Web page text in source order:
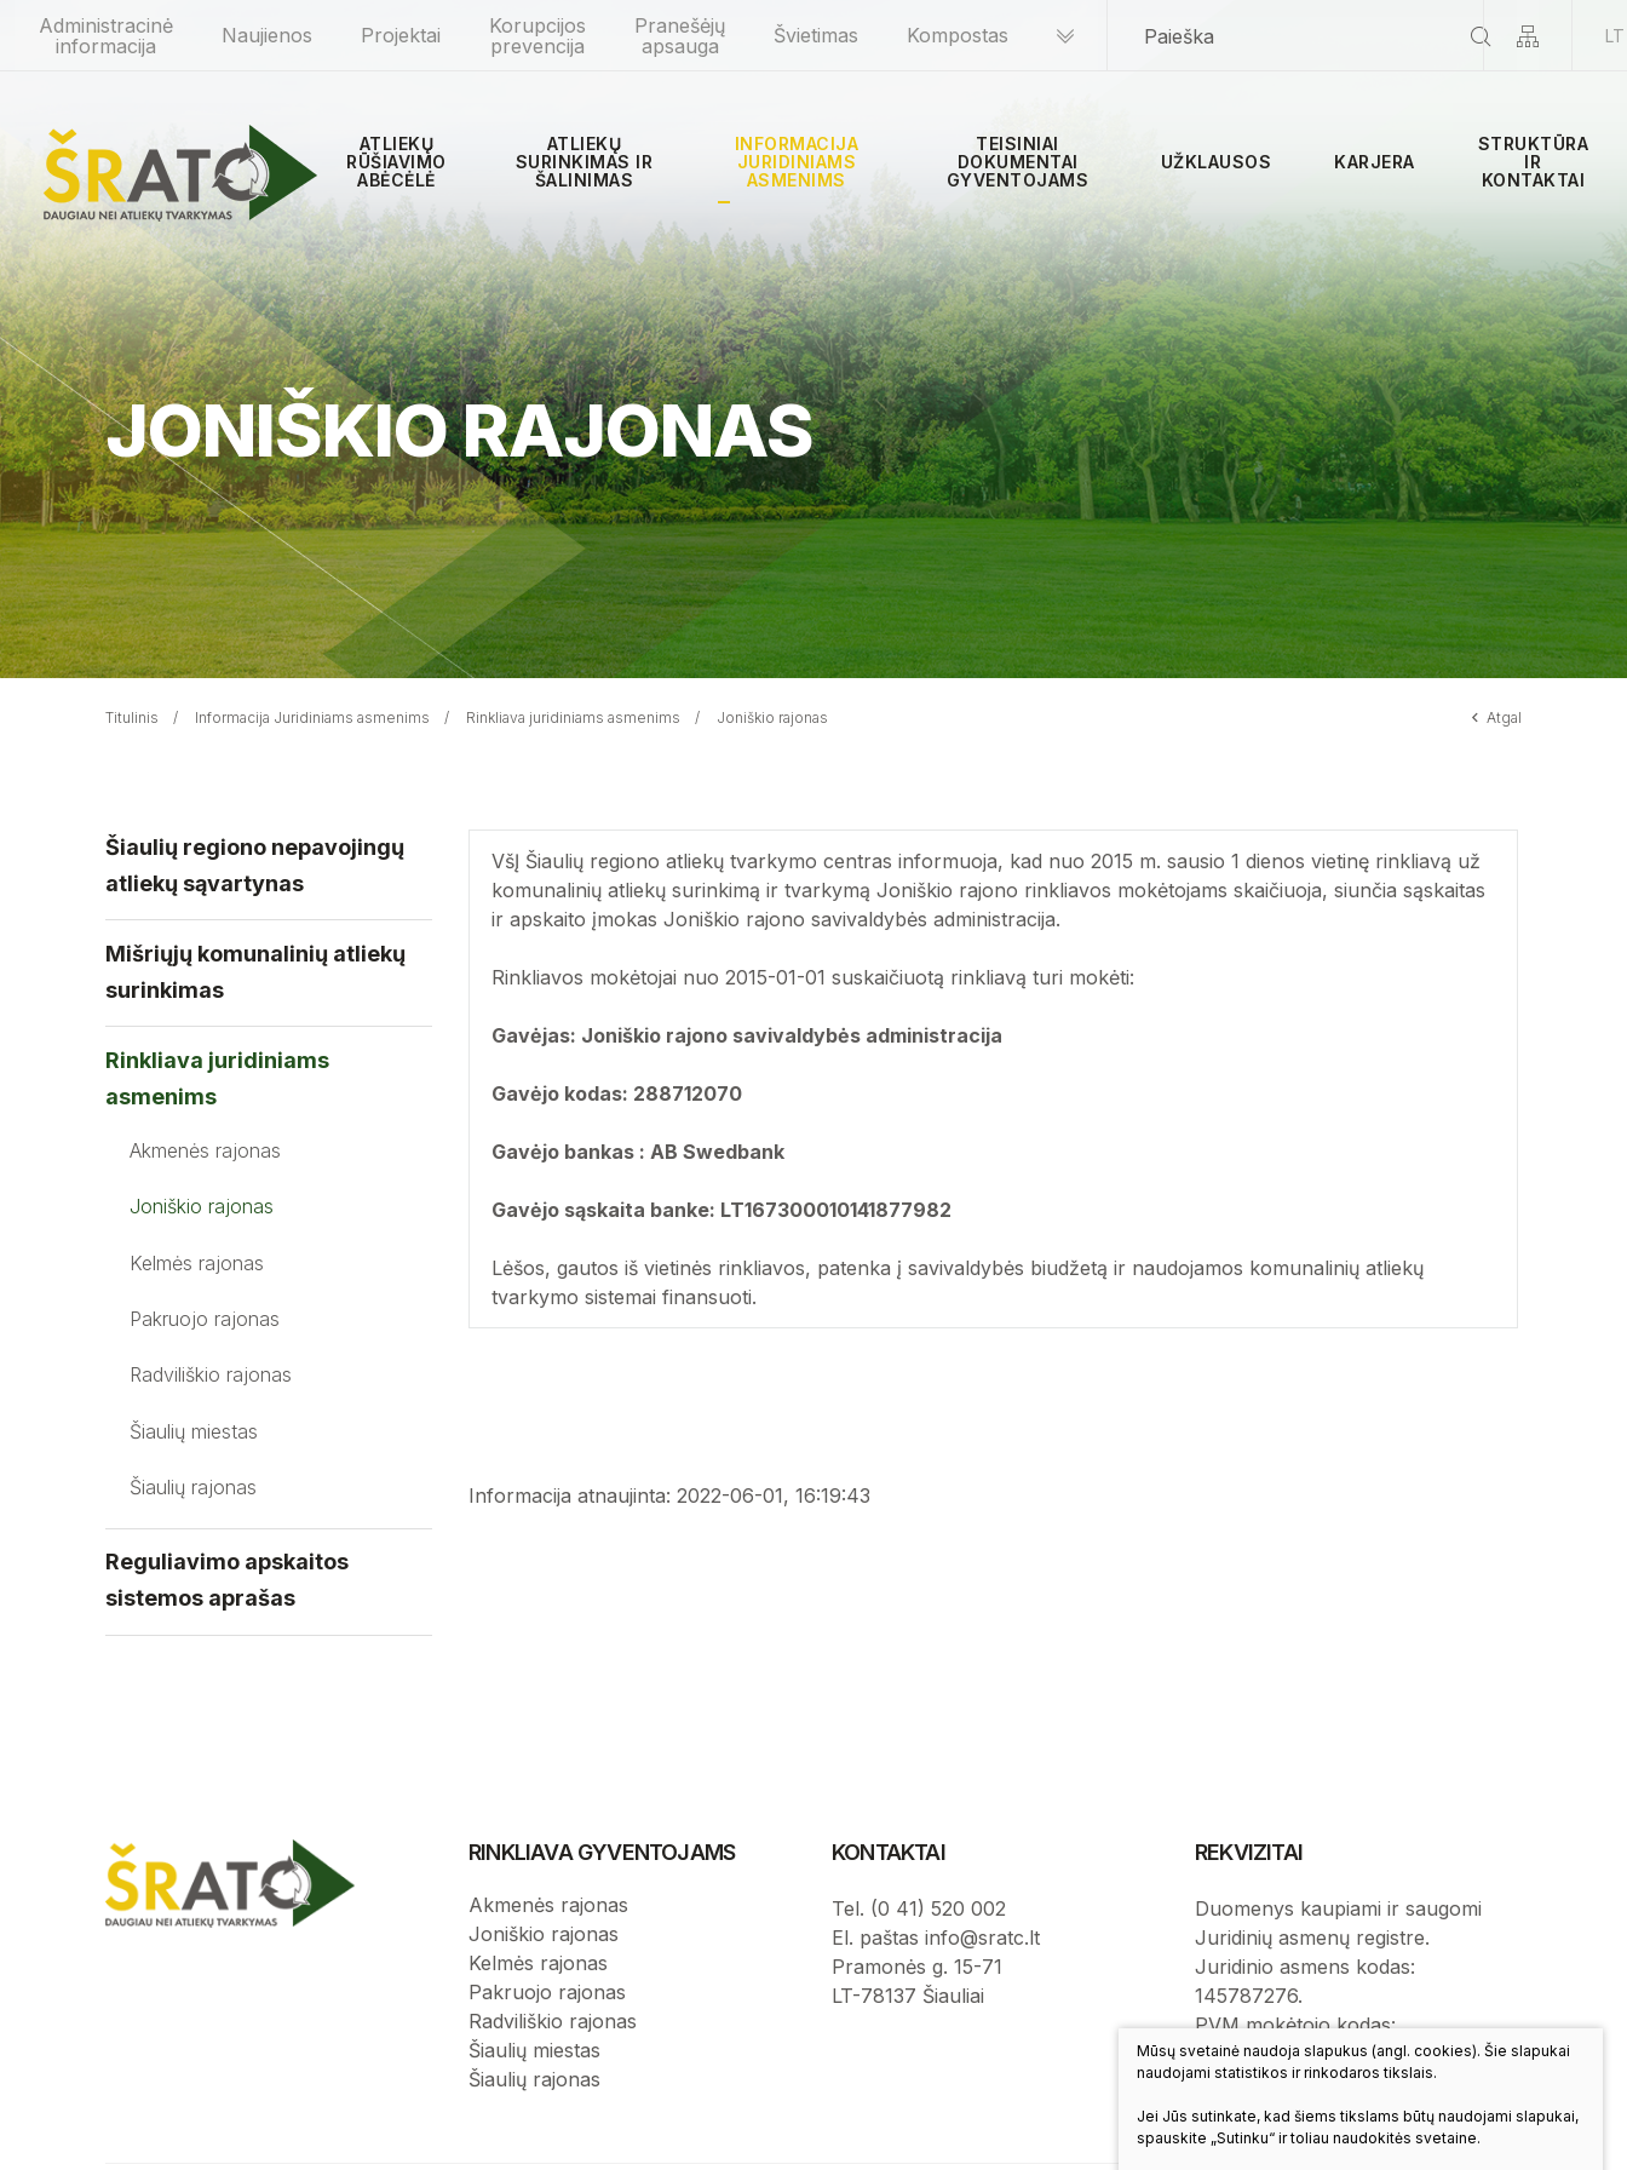
Administracinė
informacija
Naujienos Projektai
Korupcijos
prevencija
Pranešėjų
apsauga
Švietimas Kompostas LT
ATLIEKŲ
RŪŠIAVIMO
ABĖCĖLĖ
ATLIEKŲ
SURINKIMAS IR
ŠALINIMAS
INFORMACIJA
JURIDINIAMS
ASMENIMS
TEISINIAI
DOKUMENTAI
GYVENTOJAMS
UŽKLAUSOS KARJERA
STRUKTŪRA
IR
KONTAKTAI
JONIŠKIO RAJONAS
Titulinis Informacija Juridiniams asmenims Rinkliava juridiniams asmenims Joniškio rajonas Atgal
Šiaulių regiono nepavojingų
atliekų sąvartynas
Mišriųjų komunalinių atliekų
surinkimas
Rinkliava juridiniams
asmenims
Akmenės rajonas
Joniškio rajonas
Kelmės rajonas
Pakruojo rajonas
Radviliškio rajonas
Šiaulių miestas
Šiaulių rajonas
Reguliavimo apskaitos
sistemos aprašas
VšĮ Šiaulių regiono atliekų tvarkymo centras informuoja, kad nuo 2015 m. sausio 1 dienos vietinę rinkliavą už
komunalinių atliekų surinkimą ir tvarkymą Joniškio rajono rinkliavos mokėtojams skaičiuoja, siunčia sąskaitas
ir apskaito įmokas Joniškio rajono savivaldybės administracija.
Rinkliavos mokėtojai nuo 2015-01-01 suskaičiuotą rinkliavą turi mokėti:
Gavėjas: Joniškio rajono savivaldybės administracija
Gavėjo kodas: 288712070
Gavėjo bankas : AB Swedbank
Gavėjo sąskaita banke: LT167300010141877982
Lėšos, gautos iš vietinės rinkliavos, patenka į savivaldybės biudžetą ir naudojamos komunalinių atliekų
tvarkymo sistemai finansuoti.
Informacija atnaujinta: 2022-06-01, 16:19:43
RINKLIAVA GYVENTOJAMS
Akmenės rajonas
Joniškio rajonas
Kelmės rajonas
Pakruojo rajonas
Radviliškio rajonas
Šiaulių miestas
Šiaulių rajonas
KONTAKTAI
Tel. (0 41) 520 002
El. paštas info@sratc.lt
Pramonės g. 15-71
LT-78137 Šiauliai
REKVIZITAI
Duomenys kaupiami ir saugomi
Juridinių asmenų registre.
Juridinio asmens kodas:
145787276.
PVM mokėtojo kodas:
LT457872716.
Mūsų svetainė naudoja slapukus (angl. cookies). Šie slapukai
naudojami statistikos ir rinkodaros tikslais.
Jei Jūs sutinkate, kad šiems tikslams būtų naudojami slapukai,
spauskite „Sutinku“ ir toliau naudokitės svetaine.